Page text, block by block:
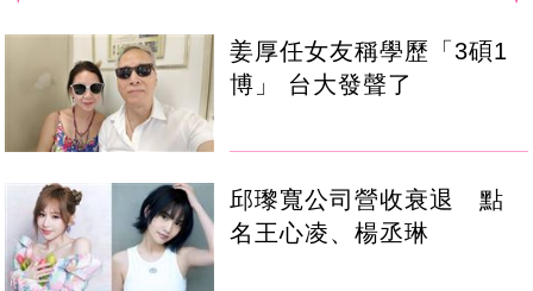
姜厚任女友稱學歷「3碩1
博」 台大發聲了
邱瓈寬公司營收衰退 點
名王心凌、楊丞琳